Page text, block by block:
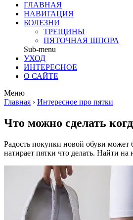
ГЛАВНАЯ
НАВИГАЦИЯ
БОЛЕЗНИ
ТРЕЩИНЫ
ПЯТОЧНАЯ ШПОРА
Sub-menu
УХОД
ИНТЕРЕСНОЕ
О САЙТЕ
Меню
Главная › Интересное про пятки
Что можно сделать
Радость покупки новой обуви
натирает пятки что делать. Найти на